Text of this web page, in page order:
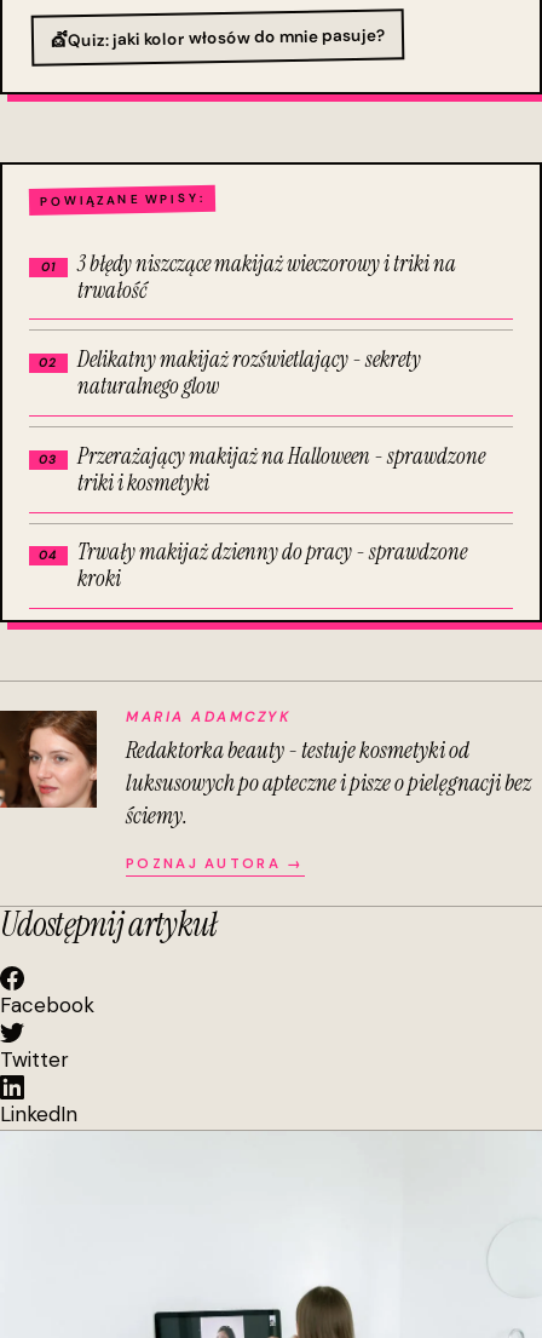
💇Quiz: jaki kolor włosów do mnie pasuje?
POWIĄZANE WPISY:
3 błędy niszczące makijaż wieczorowy i triki na
trwałość
Delikatny makijaż rozświetlający - sekrety
naturalnego glow
Przerażający makijaż na Halloween - sprawdzone
triki i kosmetyki
Trwały makijaż dzienny do pracy - sprawdzone
kroki
MARIA ADAMCZYK
Redaktorka beauty - testuje kosmetyki od
luksusowych po apteczne i pisze o pielęgnacji bez
ściemy.
POZNAJ AUTORA →
Udostępnij artykuł
Facebook
Twitter
LinkedIn